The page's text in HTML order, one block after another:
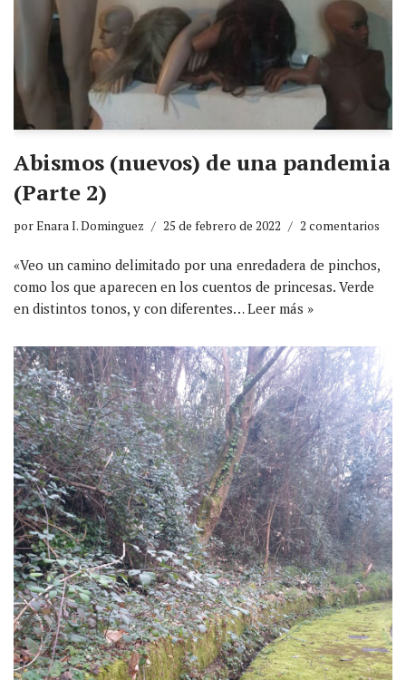
Abismos (nuevos) de una pandemia
(Parte 2)
porEnara I. Dominguez 25 de febrero de 2022 2 comentarios
«Veo un camino delimitado por una enredadera de pinchos,
como los que aparecen en los cuentos de princesas. Verde
en distintos tonos, y con diferentes…Leer más »